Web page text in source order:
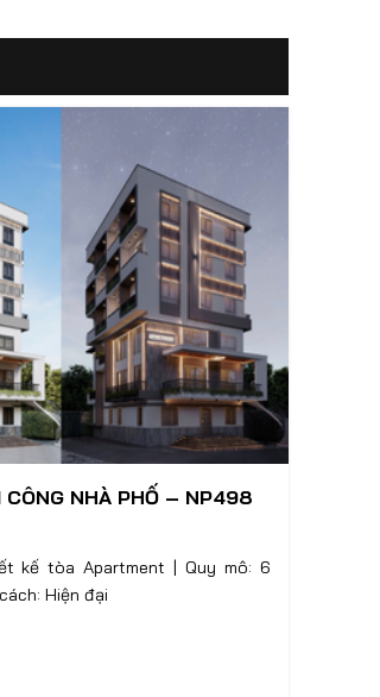
CÔNG NHÀ PHỐ – NP498
Apartment | Quy mô: 6
Phong cách: Hiện đại